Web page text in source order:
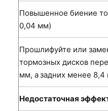
Повышенное биение
0,04 мм)
Прошлифуйте или
тормозных дисков
мм, азадних менее 8,4
Недостаточная